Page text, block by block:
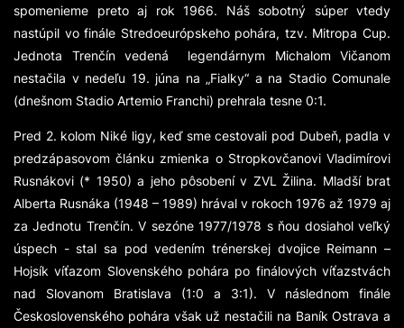
spomenieme preto aj rok 1966. Náš sobotný súper vtedy
nastúpil vo finále Stredoeurópskeho pohára, tzv. Mitropa Cup.
Jednota Trenčín vedená legendárnym Michalom Vičanom
nestačila v nedeľu 19. júna na „Fialky“ a na Stadio Comunale
(dnešnom Stadio Artemio Franchi) prehrala tesne 0:1.
Pred 2. kolom Niké ligy, keď sme cestovali pod Dubeň, padla v
predzápasovom článku zmienka o Stropkovčanovi Vladimírovi
Rusnákovi (* 1950) a jeho pôsobení v ZVL Žilina. Mladší brat
Alberta Rusnáka (1948 – 1989) hrával v rokoch 1976 až 1979 aj
za Jednotu Trenčín. V sezóne 1977/1978 s ňou dosiahol veľký
úspech - stal sa pod vedením trénerskej dvojice Reimann –
Hojsík víťazom Slovenského pohára po finálových víťazstvách
nad Slovanom Bratislava (1:0 a 3:1). V následnom finále
Československého pohára však už nestačili na Baník Ostrava a